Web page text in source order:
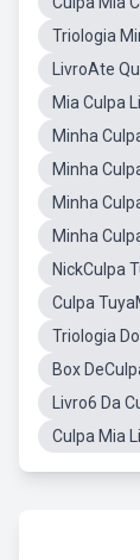
Triologia
LivroAte
Mia Culpa
Minha
Minha
Minha
Minha
NickCulpa
Culpa
Triologia
Box
Livro6 Da
Culpa Mia